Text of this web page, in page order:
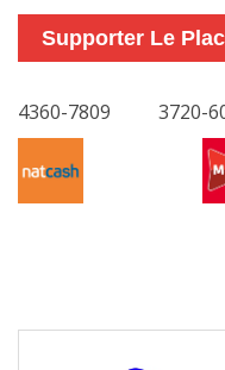
Supporter Le
4360-7809 3720-